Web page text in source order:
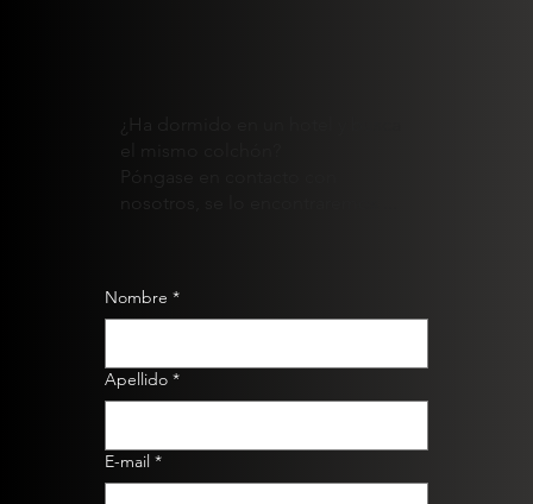
el mismo colchón?
Póngase en contacto con
Nombre *
Apellido *
E-mail *